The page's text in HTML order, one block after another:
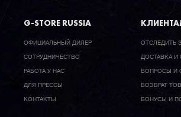
G-STORE RUSSIA
ОФИЦИАЛЬНЫЙ ДИЛЕР
CОТРУДНИЧЕСТВО
РАБОТА У НАС
ДЛЯ ПРЕССЫ
КОНТАКТЫ
ОТСЛЕДИТЬ
ДОСТАВКА И
ВОПРОСЫ И
ВОЗВРАТ
БОНУСЫ И